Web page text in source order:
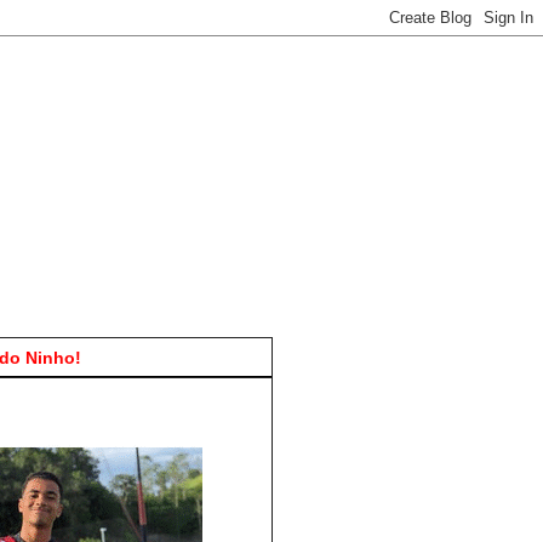
Ninho!